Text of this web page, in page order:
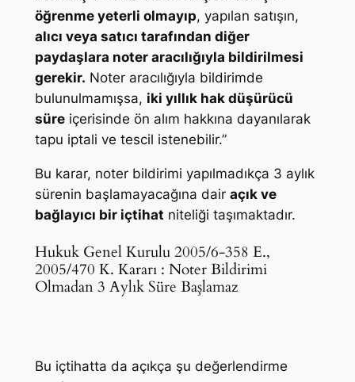
öğrenme yeterli olmayıp, yapılan satışın,
alıcı veya satıcı tarafından diğer
paydaşlara noter aracılığıyla bildirilmesi
gerekir. Noter aracılığıyla bildirimde
bulunulmamışsa, iki yıllık hak düşürücü
süreiçerisinde ön alım hakkına dayanılarak
tapu iptali ve tescil istenebilir.”
Bu karar, noter bildirimi yapılmadıkça 3 aylık
sürenin başlamayacağına dair açık ve
bağlayıcı bir içtihat niteliği taşımaktadır.
Hukuk Genel Kurulu 2005/6-358 E.,
2005/470 K. Kararı : Noter Bildirimi
Olmadan 3 Aylık Süre Başlamaz
Bu içtihatta da açıkça şu değerlendirme